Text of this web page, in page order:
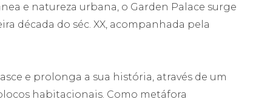
e natureza urbana, o Garden Palace surge
década do séc. XX, acompanhada pela
e prolonga a sua história, através de um
habitacionais. Como metáfora